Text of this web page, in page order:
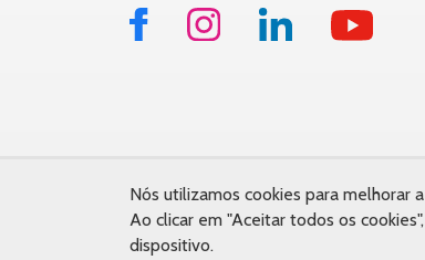
Nós utilizamos cookies para melhorar
Ao clicar em "Aceitar todos os
dispositivo.